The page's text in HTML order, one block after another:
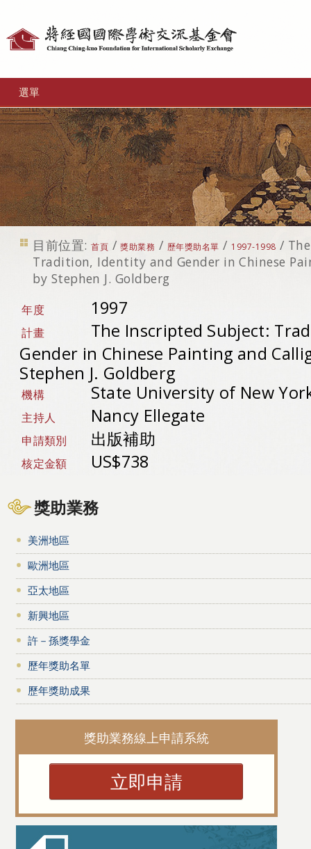
選單
目前位置: 首頁 /獎助業務 / 歷年獎助名單 / 1997-1998 /
Tradition, Identity and Gender in Chinese
by Stephen J. Goldberg
年度 1997
計畫
The Inscripted Subject:
Gender in Chinese Painting and
Stephen J. Goldberg
機構 State University of New
主持人 Nancy Ellegate
申請類別 出版補助
核定金額 US$738
獎助業務
美洲地區
歐洲地區
亞太地區
新興地區
許－孫獎學金
歷年獎助名單
歷年獎助成果
獎助業務線上申請系統
立即申請